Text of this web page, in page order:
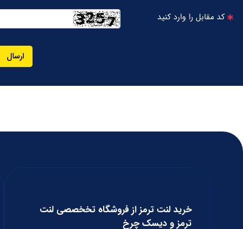
کد مقابل را وارد کنید
ارسال
خرید لنت ترمز از فروشگاه تخخصصی لنت
ترمز و دیسک چرخ